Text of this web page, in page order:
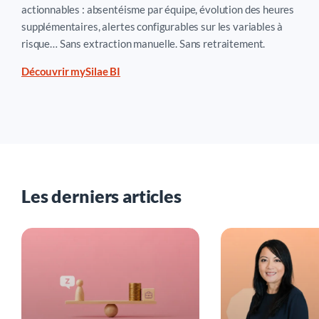
comme un outil de prévention plutôt que de contrôle,
a beaucoup plus de chances d’être acceptée et
d’atteindre son objectif.
actionnables : absentéisme par équipe, évolution des heures
supplémentaires, alertes configurables sur les variables à
risque… Sans extraction manuelle. Sans retraitement.
Découvrir mySilae BI
Les derniers articles